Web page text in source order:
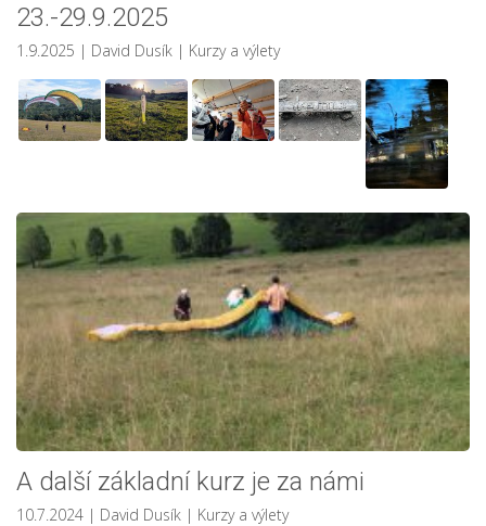
23.-29.9.2025
1.9.2025 | David Dusík | Kurzy a výlety
A další základní kurz je za námi
10.7.2024 | David Dusík | Kurzy a výlety